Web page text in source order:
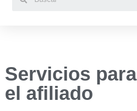
Servicios para
el afiliado